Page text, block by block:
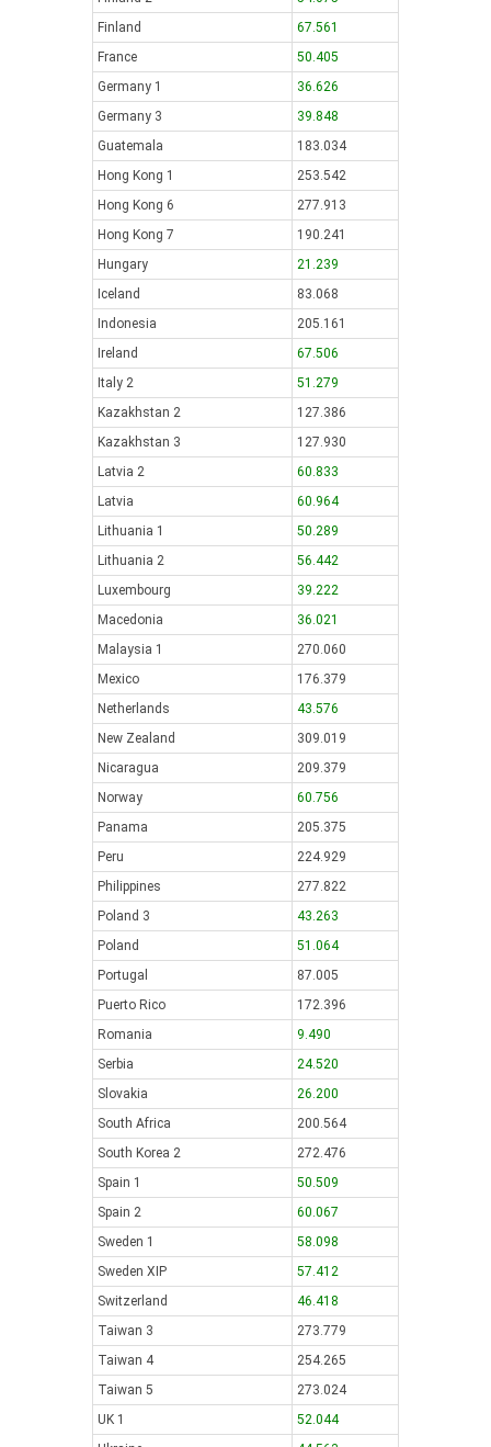
Finland
67.561
France
50.405
Germany 1
36.626
Germany 3
39.848
Guatemala
183.034
Hong Kong 1
253.542
Hong Kong 6
277.913
Hong Kong 7
190.241
Hungary
21.239
Iceland
83.068
Indonesia
205.161
Ireland
67.506
Italy 2
51.279
Kazakhstan 2
127.386
Kazakhstan 3
127.930
Latvia 2
60.833
Latvia
60.964
Lithuania 1
50.289
Lithuania 2
56.442
Luxembourg
39.222
Macedonia
36.021
Malaysia 1
270.060
Mexico
176.379
Netherlands
43.576
New Zealand
309.019
Nicaragua
209.379
Norway
60.756
Panama
205.375
Peru
224.929
Philippines
277.822
Poland 3
43.263
Poland
51.064
Portugal
87.005
Puerto Rico
172.396
Romania
9.490
Serbia
24.520
Slovakia
26.200
South Africa
200.564
South Korea 2
272.476
Spain 1
50.509
Spain 2
60.067
Sweden 1
58.098
Sweden XIP
57.412
Switzerland
46.418
Taiwan 3
273.779
Taiwan 4
254.265
Taiwan 5
273.024
UK 1
52.044